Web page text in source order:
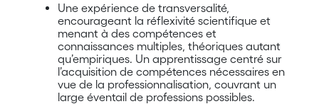
Une expérience de transversalité,
encourageant la réflexivité scientifique et
menant à des compétences et
connaissances multiples, théoriques autant
qu’empiriques. Un apprentissage centré sur
l’acquisition de compétences nécessaires en
vue de la professionnalisation, couvrant un
large éventail de professions possibles.